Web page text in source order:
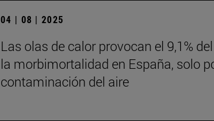
04 | 08 | 2025
Las olas de calor provocan el 9,1%
la morbimortalidad en España, solo
contaminación del aire